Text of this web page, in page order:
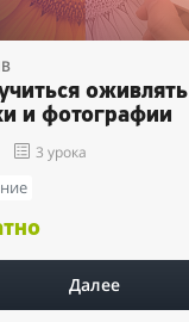
оживлять
и фотографии
3 урока
Далее